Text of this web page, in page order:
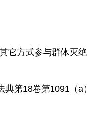
它方式参与群体灭绝
典第18卷第1091（a）